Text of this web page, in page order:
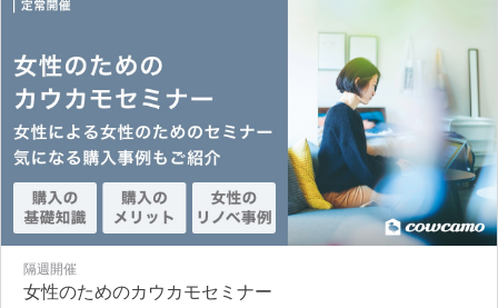
隔週開催
女性のためのカウカモセミナー